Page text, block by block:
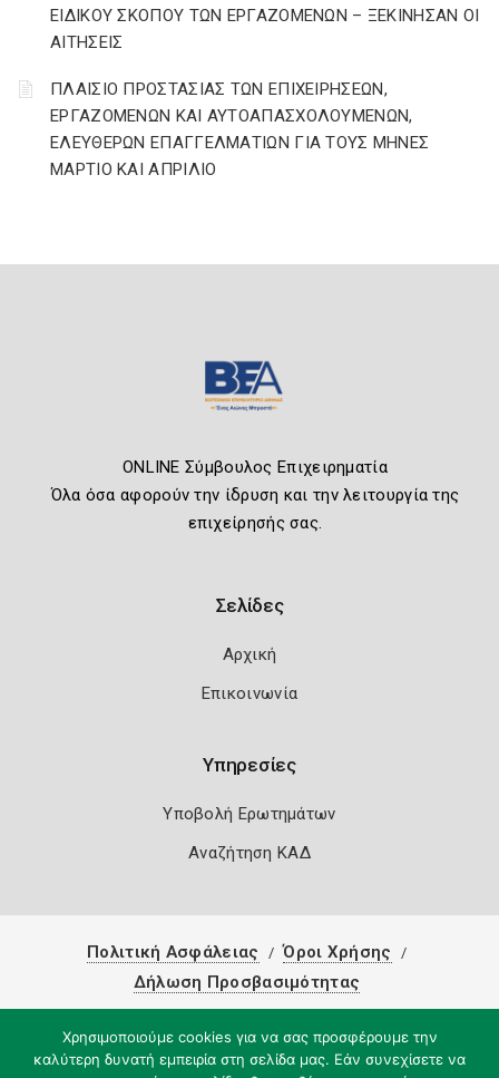
ΕΙΔΙΚΟΥ ΣΚΟΠΟΥ ΤΩΝ ΕΡΓΑΖΟΜΕΝΩΝ – ΞΕΚΙΝΗΣΑΝ ΟΙ
ΑΙΤΗΣΕΙΣ
ΠΛΑΙΣΙΟ ΠΡΟΣΤΑΣΙΑΣ ΤΩΝ ΕΠΙΧΕΙΡΗΣΕΩΝ,
ΕΡΓΑΖΟΜΕΝΩΝ ΚΑΙ ΑΥΤΟΑΠΑΣΧΟΛΟΥΜΕΝΩΝ,
ΕΛΕΥΘΕΡΩΝ ΕΠΑΓΓΕΛΜΑΤΙΩΝ ΓΙΑ ΤΟΥΣ ΜΗΝΕΣ
ΜΑΡΤΙΟ ΚΑΙ ΑΠΡΙΛΙΟ
ONLINE Σύμβουλος Επιχειρηματία
Όλα όσα αφορούν την ίδρυση και την λειτουργία της
επιχείρησής σας.
Σελίδες
Αρχική
Επικοινωνία
Υπηρεσίες
Υποβολή Ερωτημάτων
Αναζήτηση ΚΑΔ
Πολιτική Ασφάλειας
Όροι Χρήσης
Δήλωση Προσβασιμότητας
Χρησιμοποιούμε cookies για να σας προσφέρουμε την
καλύτερη δυνατή εμπειρία στη σελίδα μας. Εάν συνεχίσετε να